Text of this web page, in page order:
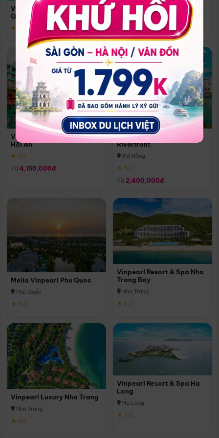
Vinpearl Resort & Spa Phu
Quoc
★ 5.0
Quoc
Phú Quốc
★ 5.0
Vinpearl Resort & Golf Nam
Hội An
★ 5.0
Từ 4,150,000đ
Melia Vinpearl Danang
Riverfront
Đà Nẵng
★ 5.0
Từ 2,400,000đ
Melia Vinpearl Phu Quoc
Phú Quốc
★ 5.0
Vinpearl Resort & Spa Nha
Trang Bay
Nha Trang
★ 5.0
Vinpearl Luxury Nha Trang
Nha Trang
★ 5.0
Vinpearl Resort & Spa Ha
Long
Hạ Long
★ 5.0